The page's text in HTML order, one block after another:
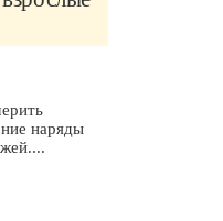
наряды